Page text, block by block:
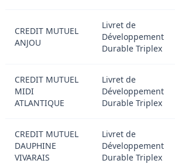
CREDIT MUTUEL
ANJOU
Livret de
Développement
Durable Triplex
CREDIT MUTUEL
MIDI
ATLANTIQUE
Livret de
Développement
Durable Triplex
CREDIT MUTUEL
DAUPHINE
VIVARAIS
Livret de
Développement
Durable Triplex